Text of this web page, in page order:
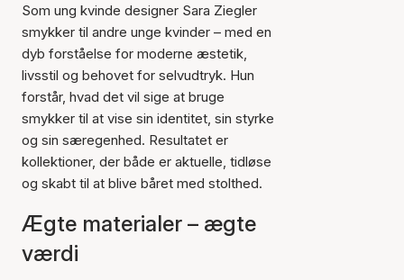
Som ung kvinde designer Sara Ziegler
smykker til andre unge kvinder – med en
dyb forståelse for moderne æstetik,
livsstil og behovet for selvudtryk. Hun
forstår, hvad det vil sige at bruge
smykker til at vise sin identitet, sin styrke
og sin særegenhed. Resultatet er
kollektioner, der både er aktuelle, tidløse
og skabt til at blive båret med stolthed.
Ægte materialer – ægte
værdi